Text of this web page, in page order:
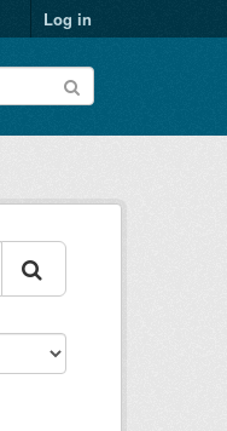
Log in